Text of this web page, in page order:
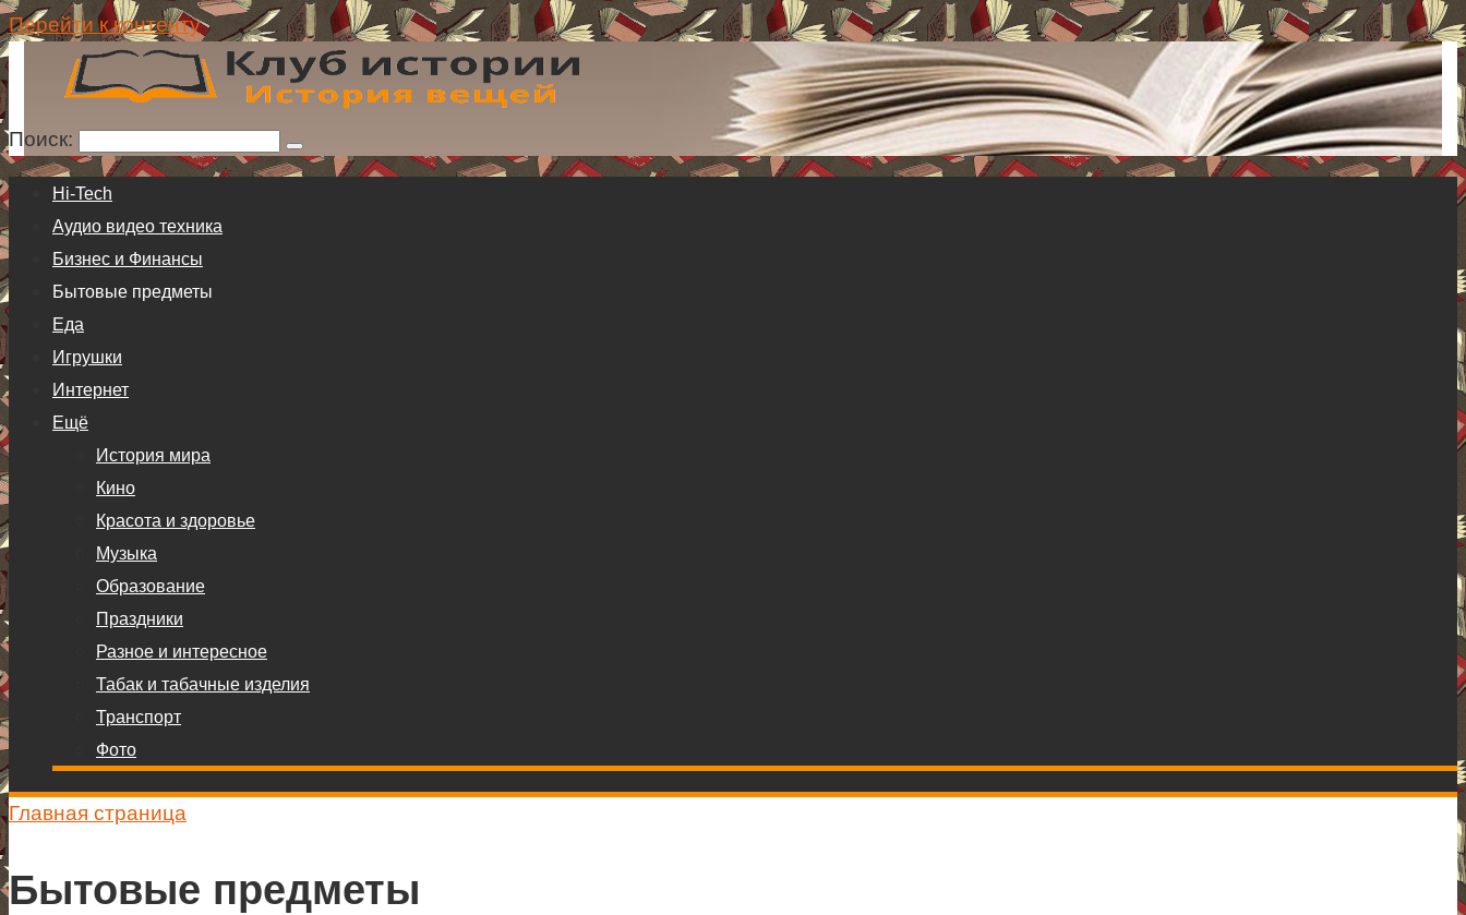
Перейти к контенту
Поиск:
Hi-Tech
Аудио видео техника
Бизнес и Финансы
Бытовые предметы
Еда
Игрушки
Интернет
Ещё
История мира
Кино
Красота и здоровье
Музыка
Образование
Праздники
Разное и интересное
Табак и табачные изделия
Транспорт
Фото
Главная страница
Бытовые предметы